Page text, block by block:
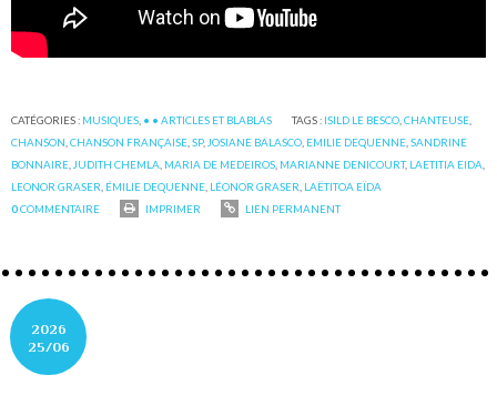
CATÉGORIES : MUSIQUES • • ARTICLES ET BLABLAS TAGS : ISILD LE BESCO ,CHANTEUSE
CHANSON ,CHANSON FRANÇAISE ,SP, JOSIANE BALASCO EMILIE DEQUENNE ,SANDRINE
BONNAIRE JUDITH CHEMLA MARIA DE MEDEIROS MARIANNE DENICOURT, LAETITIA EIDA
LEONOR GRASER ÉMILIE DEQUENNE LÉONOR GRASER LAËTITOA EÏDA
0COMMENTAIRE IMPRIMER LIEN PERMANENT
2026
25/06